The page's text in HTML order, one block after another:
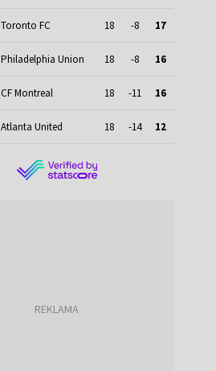
Toronto FC 18 -8 17
Philadelphia Union 18 -8 16
CF Montreal 18 -11 16
Atlanta United 18 -14 12